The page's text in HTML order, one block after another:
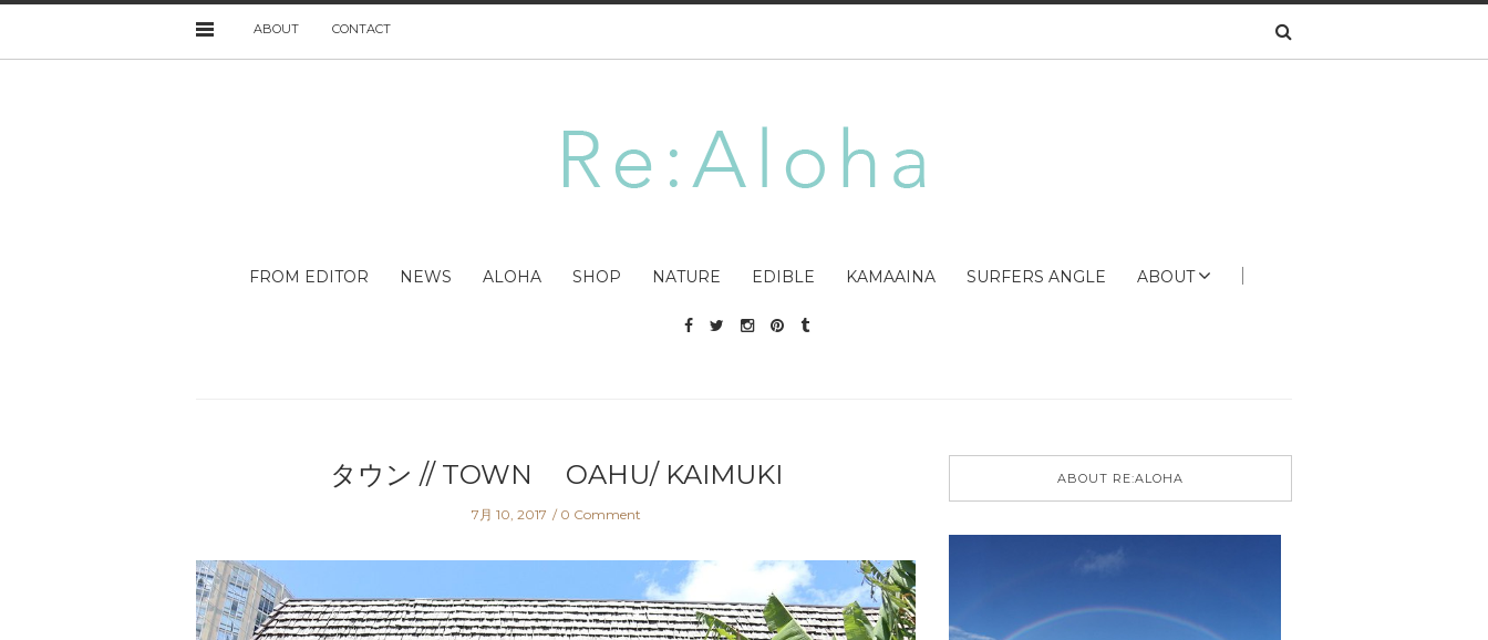
ABOUT CONTACT
FROM EDITOR NEWS ALOHA SHOP NATURE EDIBLE KAMAAINA SURFERS ANGLE ABOUT
タウン // TOWN OAHU/ KAIMUKI
7月 10, 2017 0 Comment
ABOUT RE:ALOHA